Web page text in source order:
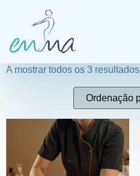
Tratamentos
A mostrar todos os 3 resultados